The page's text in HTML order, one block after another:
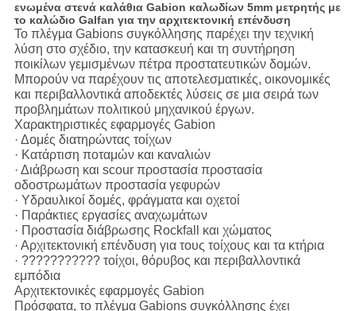
ενωμένα στενά καλάθια Gabion καλωδίων 5mm μετρητής με
το καλώδιο Galfan για την αρχιτεκτονική επένδυση
Το πλέγμα Gabions συγκόλλησης παρέχει την τεχνική
λύση στο σχέδιο, την κατασκευή και τη συντήρηση
ποικίλων γεμισμένων πέτρα προστατευτικών δομών.
Μπορούν να παρέχουν τις αποτελεσματικές, οικονομικές
και περιβαλλοντικά αποδεκτές λύσεις σε μια σειρά των
προβλημάτων πολιτικού μηχανικού έργων.
Χαρακτηριστικές εφαρμογές Gabion
· Δομές διατηρώντας τοίχων
· Κατάρτιση ποταμών και καναλιών
· Διάβρωση και scour προστασία προστασία
οδοστρωμάτων προστασία γεφυρών
· Υδραυλικοί δομές, φράγματα και οχετοί
· Παράκτιες εργασίες αναχωμάτων
· Προστασία διάβρωσης Rockfall και χώματος
· Αρχιτεκτονική επένδυση για τους τοίχους και τα κτήρια
· ??????????? τοίχοι, θόρυβος και περιβαλλοντικά
εμπόδια
Αρχιτεκτονικές εφαρμογές Gabion
Πρόσφατα, το πλέγμα Gabions συγκόλλησης έχει